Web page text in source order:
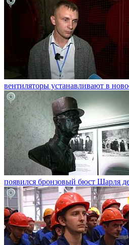
вентиляторы устанавливают в
появился бронзовый бюст Шарля